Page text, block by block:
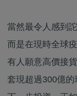
當然最令人感到
而是在現時全球
有人願意高價接
套現超過300億